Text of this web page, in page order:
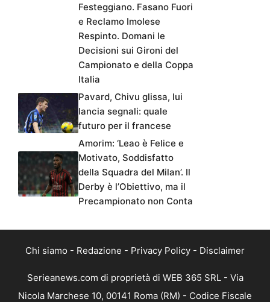
Festeggiano. Fasano Fuori
e Reclamo Imolese
Respinto. Domani le
Decisioni sui Gironi del
Campionato e della Coppa
Italia
Pavard, Chivu glissa, lui
lancia segnali: quale
futuro per il francese
Amorim: ‘Leao è Felice e
Motivato, Soddisfatto
della Squadra del Milan’. Il
Derby è l’Obiettivo, ma il
Precampionato non Conta
Chi siamo - Redazione - Privacy Policy - Disclaimer
Serieanews.com di proprietà di WEB 365 SRL - Via
Nicola Marchese 10, 00141 Roma (RM) - Codice Fiscale